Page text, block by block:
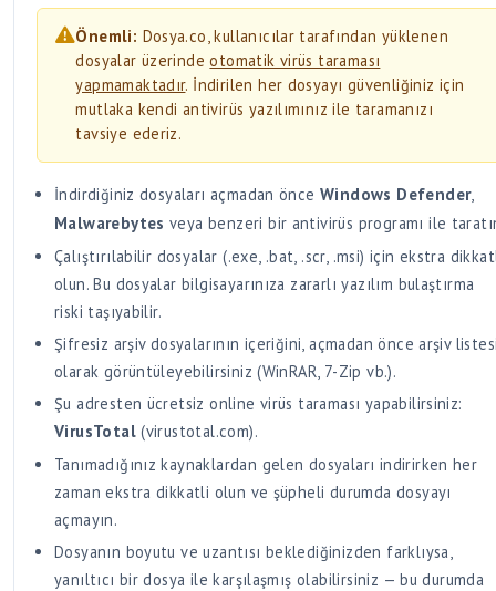
Önemli: Dosya.co, kullanıcılar tarafından yüklenen
dosyalar üzerindeotomatik virüs taraması
yapmamaktadır. İndirilen her dosyayı güvenliğiniz için
mutlaka kendi antivirüs yazılımınız ile taramanızı
tavsiye ederiz.
İndirdiğiniz dosyaları açmadan önceWindows Defender,
Malwarebytes veya benzeri bir antivirüs programı ile
Çalıştırılabilir dosyalar (.exe, .bat, .scr, .msi) için ekstra
olun. Bu dosyalar bilgisayarınıza zararlı yazılım bulaştırma
riski taşıyabilir.
Şifresiz arşiv dosyalarının içeriğini, açmadan önce arşiv
olarak görüntüleyebilirsiniz (WinRAR, 7-Zip vb.).
Şu adresten ücretsiz online virüs taraması yapabilirsiniz:
VirusTotal(virustotal.com).
Tanımadığınız kaynaklardan gelen dosyaları indirirken her
zaman ekstra dikkatli olun ve şüpheli durumda dosyayı
açmayın.
Dosyanın boyutu ve uzantısı beklediğinizden farklıysa,
yanıltıcı bir dosya ile karşılaşmış olabilirsiniz — bu durumda